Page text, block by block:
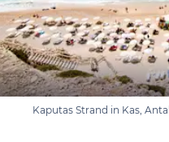
Kaputas Strand in Kas,